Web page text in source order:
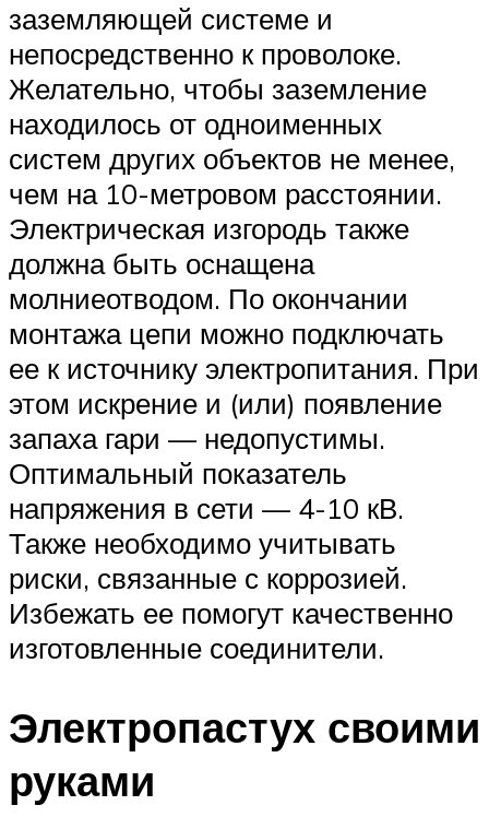
заземляющей системе и
непосредственно к проволоке.
Желательно, чтобы заземление
находилось от одноименных
систем других объектов не менее,
чем на 10-метровом расстоянии.
Электрическая изгородь также
должна быть оснащена
молниеотводом. По окончании
монтажа цепи можно подключать
ее к источнику электропитания. При
этом искрение и (или) появление
запаха гари — недопустимы.
Оптимальный показатель
напряжения в сети — 4-10 кВ.
Также необходимо учитывать
риски, связанные с коррозией.
Избежать ее помогут качественно
изготовленные соединители.
Электропастух своими
руками